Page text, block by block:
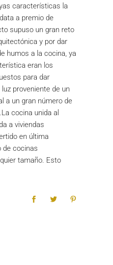
características la
a premio de
supuso un gran reto
y por dar
humos a la cocina, ya
eran los
para dar
proveniente de un
a un gran número de
cocina unida al
a viviendas
en última
de cocinas
tamaño. Esto